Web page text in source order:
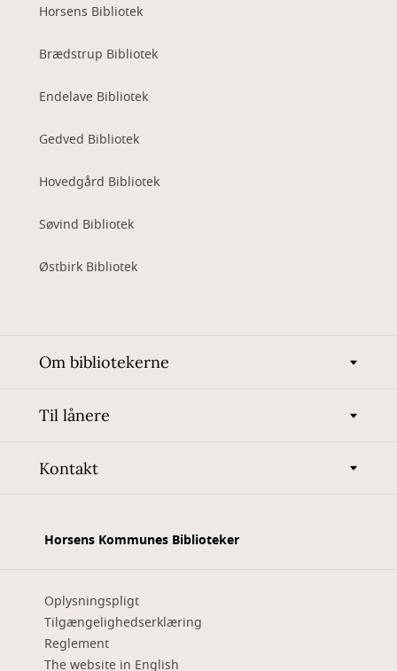
Horsens Bibliotek
Brædstrup Bibliotek
Endelave Bibliotek
Gedved Bibliotek
Hovedgård Bibliotek
Søvind Bibliotek
Østbirk Bibliotek
Om bibliotekerne
Til lånere
Kontakt
Horsens Kommunes Biblioteker
Oplysningspligt
Tilgængelighedserklæring
Reglement
The website in English